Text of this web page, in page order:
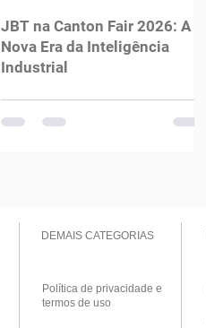
JBT na Canton Fair 2026: A
Nova Era da Inteligência
Industrial
DEMAIS CATEGORIAS
Política de privacidade e
termos de uso